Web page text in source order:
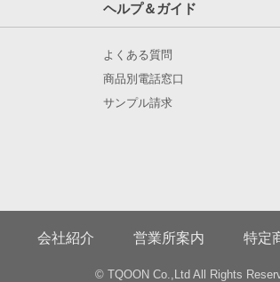
クレームに対しての弊社の責任範囲
印刷事故が発生した場合、弊社はお客様の被害(
返金が必要となった場合、弊社では商品金額に
ご注文いただいた商品は発送予定日に弊社の印
土・日・祝祭日を除く月曜日から金曜日となりま
注文後のステータス確認
（89×51mm）
3号・女性サイズ
ヘルプ＆ガイド
よくある質問
商品別電話窓口
サンプル請求
会社紹介 営業所案内 特定
© TQOON Co.,Ltd All Rights